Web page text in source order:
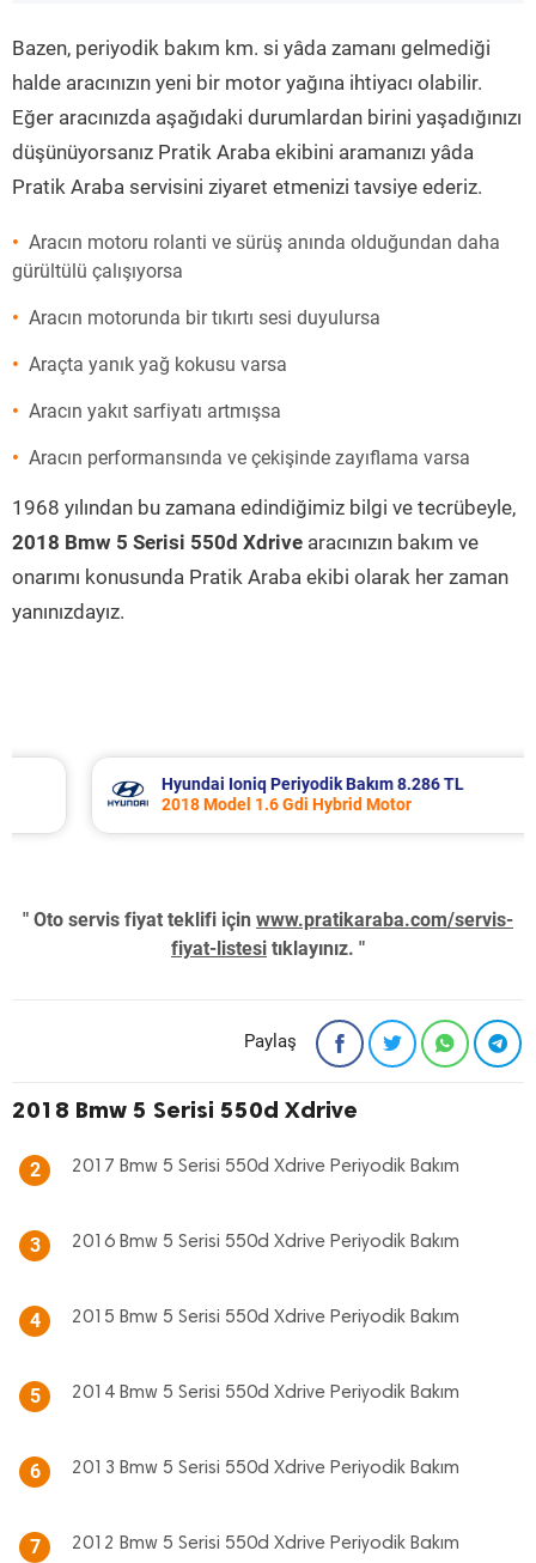
Bazen, periyodik bakım km. si yâda zamanı gelmediği
halde aracınızın yeni bir motor yağına ihtiyacı olabilir.
Eğer aracınızda aşağıdaki durumlardan birini yaşadığınızı
düşünüyorsanız Pratik Araba ekibini aramanızı yâda
Pratik Araba servisini ziyaret etmenizi tavsiye ederiz.
Aracın motoru rolanti ve sürüş anında olduğundan daha
gürültülü çalışıyorsa
Aracın motorunda bir tıkırtı sesi duyulursa
Araçta yanık yağ kokusu varsa
Aracın yakıt sarfiyatı artmışsa
Aracın performansında ve çekişinde zayıflama varsa
1968 yılından bu zamana edindiğimiz bilgi ve tecrübeyle,
2018 Bmw 5 Serisi 550d Xdrive aracınızın bakım ve
onarımı konusunda Pratik Araba ekibi olarak her zaman
yanınızdayız.
Hyundai Ioniq Periyodik Bakım 8.286 TL
2018 Model 1.6 Gdi Hybrid Motor
" Oto servis fiyat teklifi için www.pratikaraba.com/servis-
fiyat-listesi tıklayınız. "
Paylaş
2018 Bmw 5 Serisi 550d Xdrive
2 2017 Bmw 5 Serisi 550d Xdrive Periyodik Bakım
3 2016 Bmw 5 Serisi 550d Xdrive Periyodik Bakım
4 2015 Bmw 5 Serisi 550d Xdrive Periyodik Bakım
5 2014 Bmw 5 Serisi 550d Xdrive Periyodik Bakım
6 2013 Bmw 5 Serisi 550d Xdrive Periyodik Bakım
7 2012 Bmw 5 Serisi 550d Xdrive Periyodik Bakım